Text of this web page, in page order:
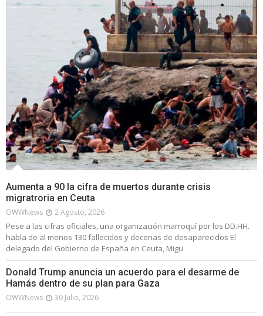
Aumenta a 90 la cifra de muertos durante crisis
migratroria en Ceuta
OWWNews 2 Agosto, 2026
Pese a las cifras oficiales, una organización marroquí por los DD.HH.
habla de al menos 130 fallecidos y decenas de desaparecidos El
delegado del Gobierno de España en Ceuta, Migu
Donald Trump anuncia un acuerdo para el desarme de
Hamás dentro de su plan para Gaza
OWWNews 30 Julio, 2026